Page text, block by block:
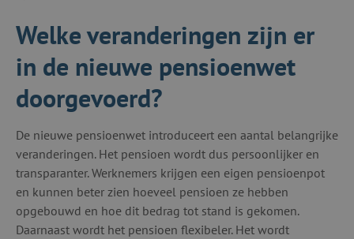
Welke veranderingen zijn er
in de nieuwe pensioenwet
doorgevoerd?
De nieuwe pensioenwet introduceert een aantal belangrijke
veranderingen. Het pensioen wordt dus persoonlijker en
transparanter. Werknemers krijgen een eigen pensioenpot
en kunnen beter zien hoeveel pensioen ze hebben
opgebouwd en hoe dit bedrag tot stand is gekomen.
Daarnaast wordt het pensioen flexibeler. Het wordt